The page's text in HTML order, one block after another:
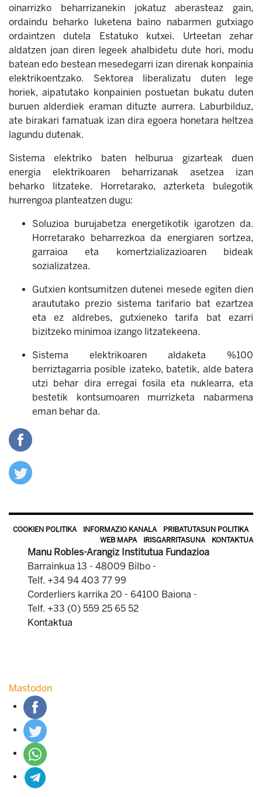
oinarrizko beharrizanekin jokatuz aberasteaz gain,
ordaindu beharko luketena baino nabarmen gutxiago
ordaintzen dutela Estatuko kutxei. Urteetan zehar
aldatzen joan diren legeek ahalbidetu dute hori, modu
batean edo bestean mesedegarri izan direnak konpainia
elektrikoentzako. Sektorea liberalizatu duten lege
horiek, aipatutako konpainien postuetan bukatu duten
buruen alderdiek eraman dituzte aurrera. Laburbilduz,
ate birakari famatuak izan dira egoera honetara heltzea
lagundu dutenak.
Sistema elektriko baten helburua gizarteak duen
energia elektrikoaren beharrizanak asetzea izan
beharko litzateke. Horretarako, azterketa bulegotik
hurrengoa planteatzen dugu:
Soluzioa burujabetza energetikotik igarotzen da.
Horretarako beharrezkoa da energiaren sortzea,
garraioa eta komertzializazioaren bideak
sozializatzea.
Gutxien kontsumitzen dutenei mesede egiten dien
araututako prezio sistema tarifario bat ezartzea
eta ez aldrebes, gutxieneko tarifa bat ezarri
bizitzeko minimoa izango litzatekeena.
Sistema elektrikoaren aldaketa %100
berriztagarria posible izateko, batetik, alde batera
utzi behar dira erregai fosila eta nuklearra, eta
bestetik kontsumoaren murrizketa nabarmena
eman behar da.
COOKIEN POLITIKA INFORMAZIO KANALA
PRIBATUTASUN POLITIKA
WEB MAPA
IRISGARRITASUNA KONTAKTUA
Manu Robles-Arangiz Institutua Fundazioa
Barrainkua 13 - 48009 Bilbo -
Telf. +34 94 403 77 99
Corderliers karrika 20 - 64100 Baiona -
Telf. +33 (0) 559 25 65 52
Kontaktua
Mastodon